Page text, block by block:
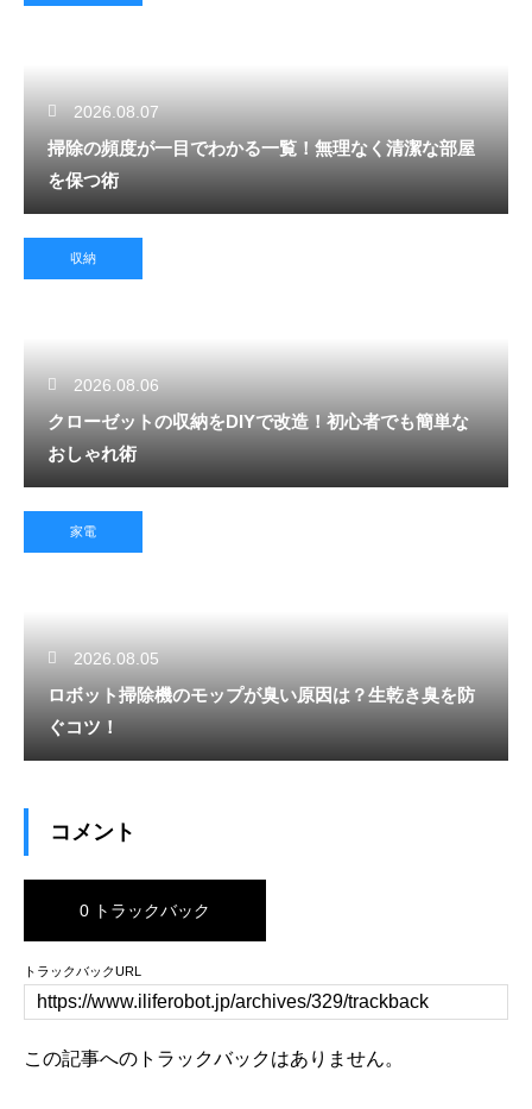
2026.08.07
掃除の頻度が一目でわかる一覧！無理なく清潔な部屋
を保つ術
収納
2026.08.06
クローゼットの収納をDIYで改造！初心者でも簡単な
おしゃれ術
家電
2026.08.05
ロボット掃除機のモップが臭い原因は？生乾き臭を防
ぐコツ！
コメント
0 トラックバック
トラックバックURL
この記事へのトラックバックはありません。